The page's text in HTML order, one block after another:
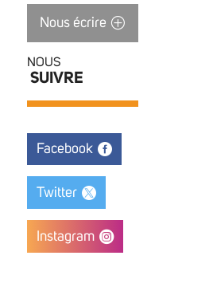
Nous écrire
NOUS
SUIVRE
Facebook
Twitter
Instagram